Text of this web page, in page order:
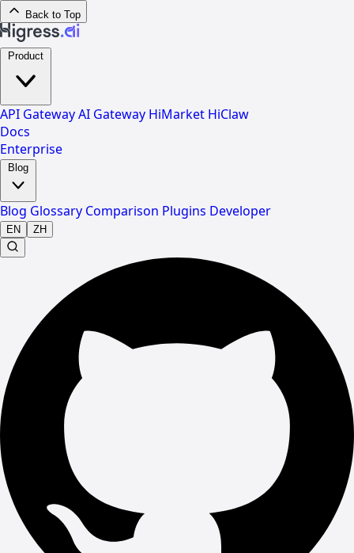
Back to Top
API GatewayAI Gateway HiMarket HiClaw
Docs
Enterprise
Blog Glossary Comparison Plugins Developer
EN ZH